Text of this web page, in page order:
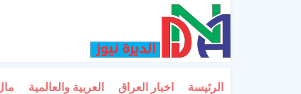
الرئيسة اخبار العراق العربية والعالمية